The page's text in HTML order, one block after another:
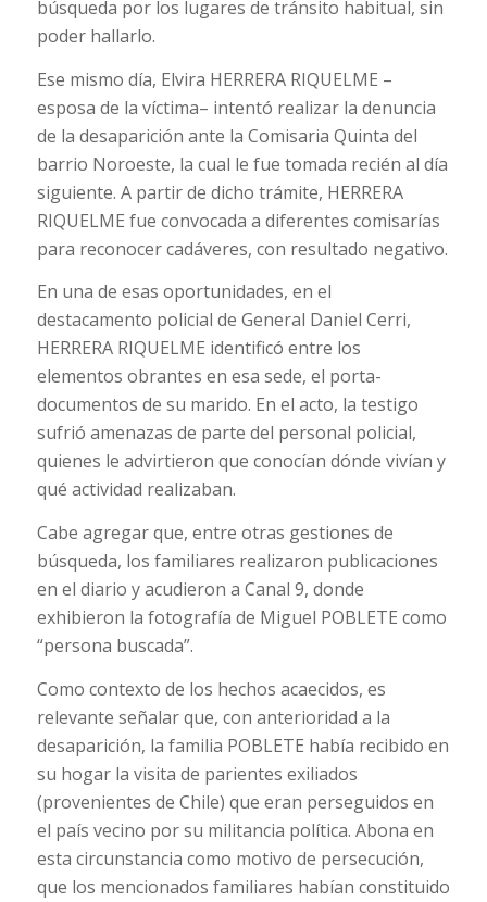
búsqueda por los lugares de tránsito habitual, sin
poder hallarlo.
Ese mismo día, Elvira HERRERA RIQUELME –
esposa de la víctima– intentó realizar la denuncia
de la desaparición ante la Comisaria Quinta del
barrio Noroeste, la cual le fue tomada recién al día
siguiente. A partir de dicho trámite, HERRERA
RIQUELME fue convocada a diferentes comisarías
para reconocer cadáveres, con resultado negativo.
En una de esas oportunidades, en el
destacamento policial de General Daniel Cerri,
HERRERA RIQUELME identificó entre los
elementos obrantes en esa sede, el porta-
documentos de su marido. En el acto, la testigo
sufrió amenazas de parte del personal policial,
quienes le advirtieron que conocían dónde vivían y
qué actividad realizaban.
Cabe agregar que, entre otras gestiones de
búsqueda, los familiares realizaron publicaciones
en el diario y acudieron a Canal 9, donde
exhibieron la fotografía de Miguel POBLETE como
“persona buscada”.
Como contexto de los hechos acaecidos, es
relevante señalar que, con anterioridad a la
desaparición, la familia POBLETE había recibido en
su hogar la visita de parientes exiliados
(provenientes de Chile) que eran perseguidos en
el país vecino por su militancia política. Abona en
esta circunstancia como motivo de persecución,
que los mencionados familiares habían constituido